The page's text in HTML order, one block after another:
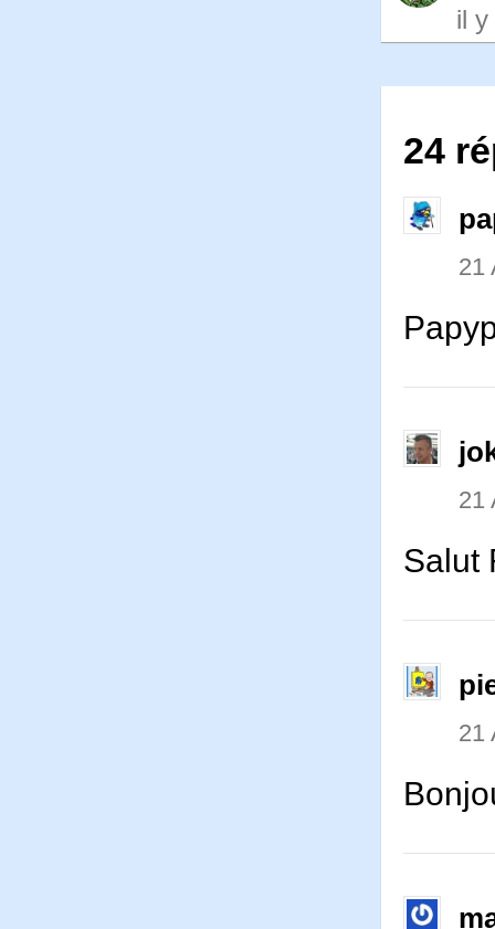
il
24
21
21
Salut
21